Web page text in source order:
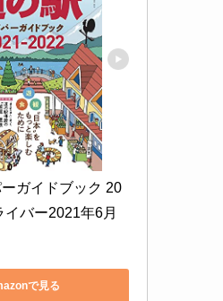
ガイドブック 20
イバー2021年6月
で見る